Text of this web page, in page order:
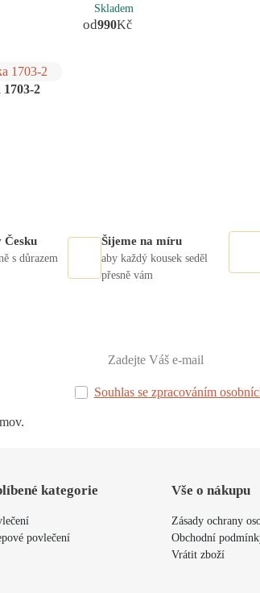
Skladem
od990Kč
2
s důrazem
Šijeme na míru
aby každý kousek seděl
přesně vám
Souhlas se zpracováním
kategorie
povlečení
Vše o nákupu
Zásady ochrany
Obchodní
Vrátit zboží